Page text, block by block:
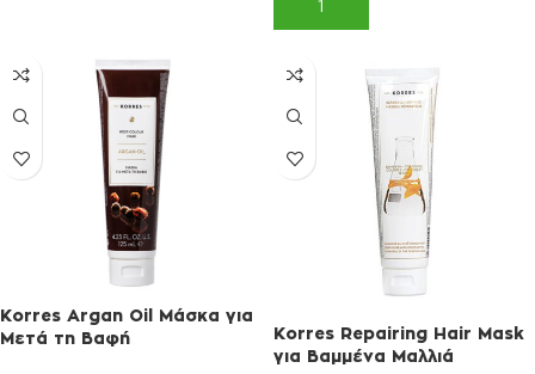
ΠΡΟΣΘΉΚΗ ΣΤΟ ΚΑΛΆΘΙ
Korres Argan Oil Μάσκα για
Mετά τη Βαφή
Korres Repairing Hair Mask
για Βαμμένα Μαλλιά